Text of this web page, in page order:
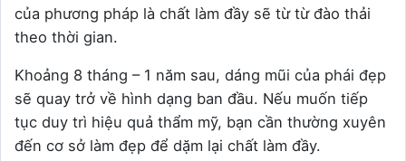
của phương pháp là chất làm đầy sẽ từ từ đào thải
theo thời gian.
Khoảng 8 tháng – 1 năm sau, dáng mũi của phái đẹp
sẽ quay trở về hình dạng ban đầu. Nếu muốn tiếp
tục duy trì hiệu quả thẩm mỹ, bạn cần thường xuyên
đến cơ sở làm đẹp để dặm lại chất làm đầy.